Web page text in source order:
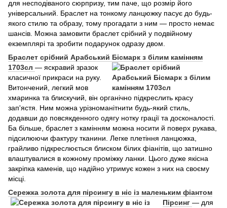
для несподіваного сюрпризу, тим паче, що розмір його
універсальний. Браслет на тонкому ланцюжку пасує до будь-
якого стилю та образу, тому прогадати з ним — просто немає
шансів. Можна замовити браслет срібний у подвійному
екземплярі та зробити подарунок одразу двом.
Браслет срібний Арабський Бісмарк з білим камінням
1703сл — яскравий зразок
класичної прикраси на руку.
Витончений, легкий мов
хмаринка та блискучий, він органічно підкреслить красу
зап'ястя. Ним можна урізноманітнити будь-який стиль,
додавши до повсякденного одягу нотку грації та досконалості.
Ба більше, браслет з камінням можна носити й поверх рукава,
підсилюючи фактуру тканини. Легке плетіння ланцюжка,
грайливо підкреслюється блиском білих фіанітів, що затишно
влаштувалися в кожному проміжку ланки. Цього дуже якісна
закріпка каменів, що надійно утримує кожен з них на своєму
місці.
Сережка золота для пірсингу в ніс із маленьким фіантом
Пірсинг — для